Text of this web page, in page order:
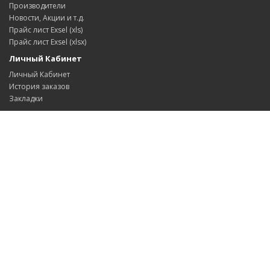
Производители
Новости, Акции и т.д.
Прайс лист Exsel (xls)
Прайс лист Exsel (xlsx)
Личный Кабинет
Личный Кабинет
История заказов
Закладки